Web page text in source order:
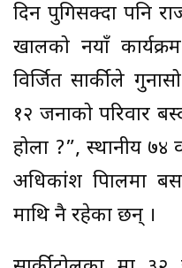
दिन पुगिसक्दा पनि
खालको नयाँ
विर्जित सार्कीले गुनासो
१२ जनाको परिवार
होला ?”, स्थानीय ७४
अधिकांश त्रिपालमा
माथि नै रहेका छन् ।